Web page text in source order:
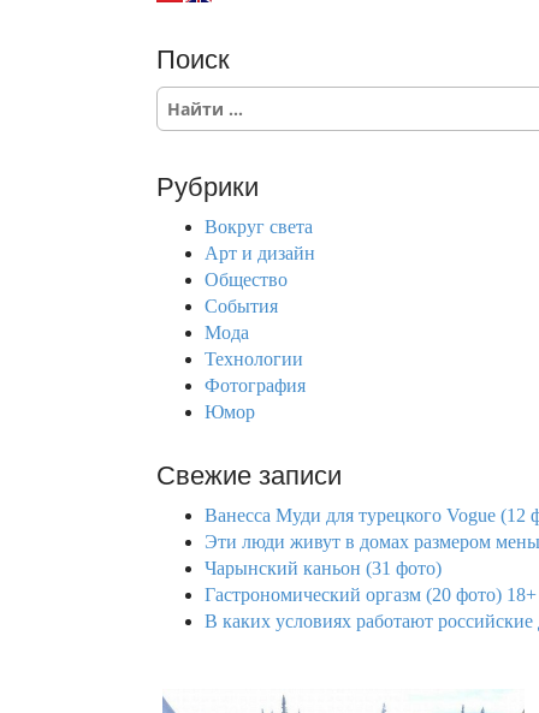
Поиск
S
e
c
Рубрики
Вокруг света
Арт и дизайн
Общество
События
Мода
Технологии
Фотография
Юмор
Свежие записи
Ванесса Муди для турецкого Vogue (12
Эти люди живут в домах размером
Чарынский каньон (31 фото)
Гастрономический оргазм (20 фото) 18+
В каких условиях работают